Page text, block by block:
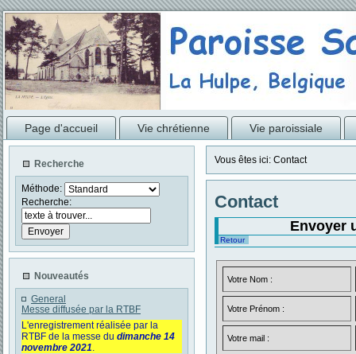
Page d'accueil Vie chrétienne Vie paroissiale
Recherche
Méthode:
Recherche:
Nouveautés
General
Messe diffusée par la RTBF
L'enregistrement réalisée par la
RTBF de la messe du dimanche 14
novembre 2021.
Vous êtes ici: Contact
Contact
Envoyer
Retour
Votre Nom :
Votre Prénom :
Votre mail :